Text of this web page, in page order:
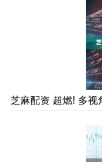
芝麻配资 超燃! 多视